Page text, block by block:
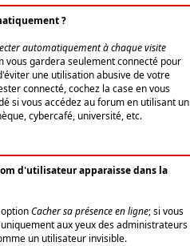
?
automatiquement à chaque visite
vous gardera seulement connecté pour
une utilisation abusive de votre
connecté, cochez la case en vous
si vous accédez au forum en utilisant un
cybercafé, université, etc.
d'utilisateur apparaisse dans la
optionCacher sa présence en ligne; si vous
aux yeux des administrateurs
un utilisateur invisible.